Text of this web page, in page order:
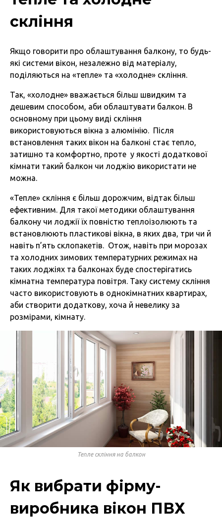
скління
Якщо говорити про облаштування балкону, то будь-
які системи вікон, незалежно від матеріалу,
поділяються на «тепле» та «холодне» скління.
Так, «холодне» вважається більш швидким та
дешевим способом, аби облаштувати балкон. В
основному при цьому виді скління
використовуються вікна з алюмінію. Після
встановлення таких вікон на балконі стає тепло,
затишно та комфортно, проте у якості додаткової
кімнати такий балкон чи лоджію використати не
можна.
«Тепле» скління є більш дорожчим, відтак більш
ефективним. Для такої методики облаштування
балкону чи лоджії їх повністю теплоізолюють та
встановлюють пластикові вікна, в яких два, три чи й
навіть п’ять склопакетів. Отож, навіть при морозах
та холодних зимових температурних режимах на
таких лоджіях та балконах буде спостерігатись
кімнатна температура повітря. Таку систему скління
часто використовують в однокімнатних квартирах,
аби створити додаткову, хоча й невелику за
розмірами, кімнату.
Тепле скління на балкон
Як вибрати фірму-
виробника вікон ПВХ